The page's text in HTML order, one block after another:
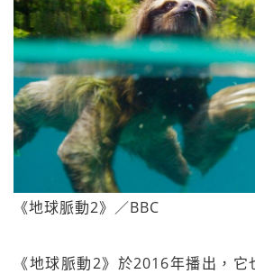
《地球脈動2》／BBC
《地球脈動2》於2016年播出，